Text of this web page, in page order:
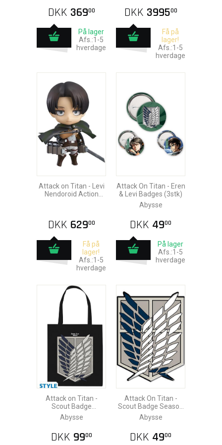
DKK 36900
På lager
Afs.:1-5
hverdage
DKK 399500
Få på
lager!
Afs.:1-5
hverdage
Attack on Titan - Levi
Nendoroid Action
DKK 62900
Få på
lager!
Afs.:1-5
hverdage
Attack On Titan - Eren
& Levi Badges (3stk)
Abysse
DKK 4900
På lager
Afs.:1-5
hverdage
Attack on Titan -
Scout Badge
Mulepose
Abysse
DKK 9900
Attack On Titan -
Scout Badge Season
3 Pin
Abysse
DKK 4900